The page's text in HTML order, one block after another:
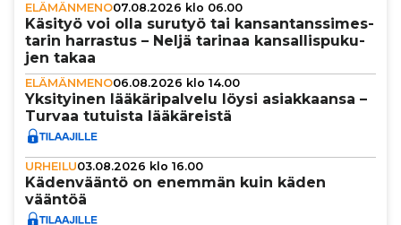
ELÄMÄNMENO07.08.2026 klo 06.00
Käsityö voi olla surutyö tai kan­san­tans­si­mes­
ta­rin harrastus – Neljä tarinaa kan­sal­lis­pu­ku­
jen takaa
ELÄMÄNMENO06.08.2026 klo 14.00
Yksi­tyi­nen lää­kä­ri­pal­velu löysi asi­ak­kaansa –
Turvaa tutuista lää­kä­reistä
URHEILU03.08.2026 klo 16.00
Käden­vääntö on enemmän kuin käden
vääntöä